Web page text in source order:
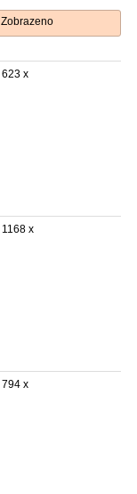
Zobrazeno
623 x
1168 x
794 x